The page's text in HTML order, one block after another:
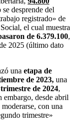
desprende del
registrado» de
el cual muestra
de 6.379.100,
2025 (último dato
una etapa de
de 2023, una
de 2024,
embargo, desde abril
con una
trimestre»